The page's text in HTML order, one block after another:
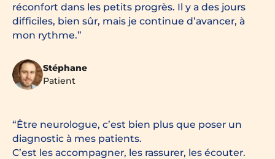
réconfort dans les petits progrès. Il y a des jours
difficiles, bien sûr, mais je continue d’avancer, à
mon rythme.
Stéphane
Patient
Être neurologue, c’est bien plus que poser un
diagnostic à mes patients.
C’est les accompagner, les rassurer, les écouter.